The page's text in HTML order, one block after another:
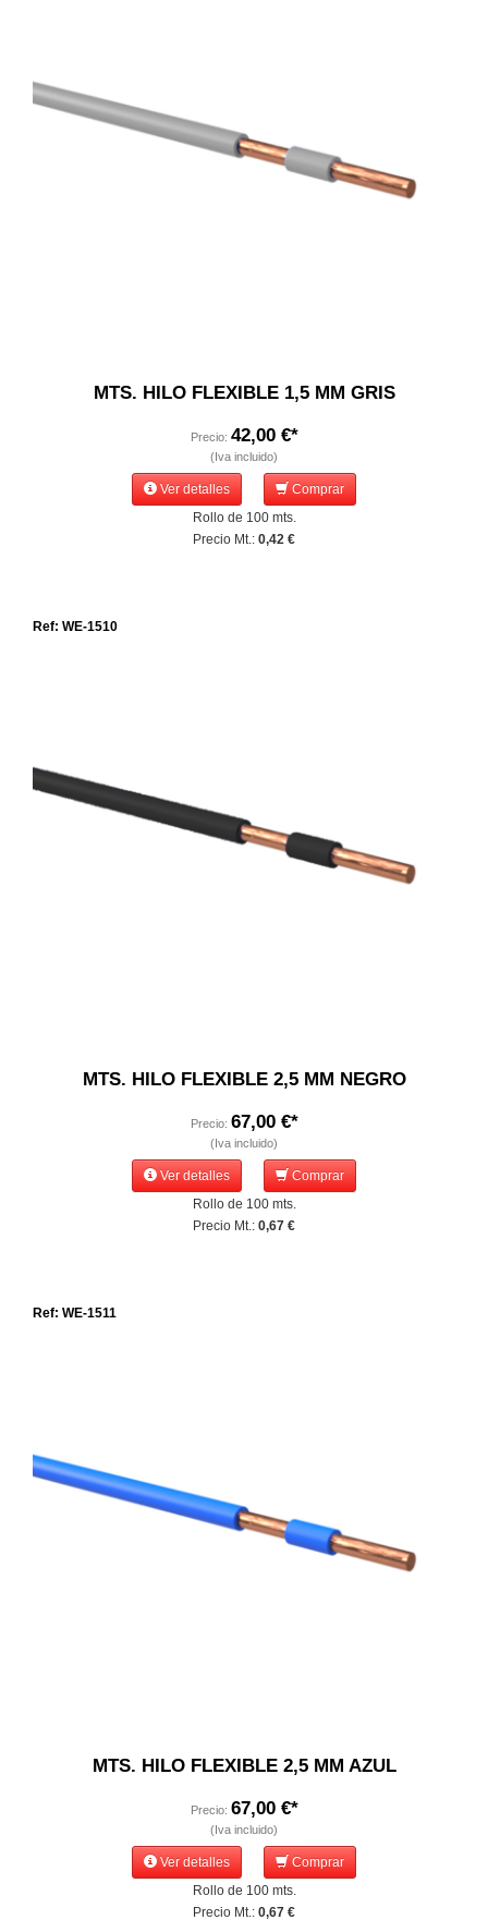
MTS. HILO FLEXIBLE 1,5 MM GRIS
Precio: 42,00 €*
(Iva incluido)
Ver detalles
Comprar
Rollo de 100 mts.
Precio Mt.: 0,42 €
Ref: WE-1510
MTS. HILO FLEXIBLE 2,5 MM NEGRO
Precio: 67,00 €*
(Iva incluido)
Ver detalles
Comprar
Rollo de 100 mts.
Precio Mt.: 0,67 €
Ref: WE-1511
MTS. HILO FLEXIBLE 2,5 MM AZUL
Precio: 67,00 €*
(Iva incluido)
Ver detalles
Comprar
Rollo de 100 mts.
Precio Mt.: 0,67 €